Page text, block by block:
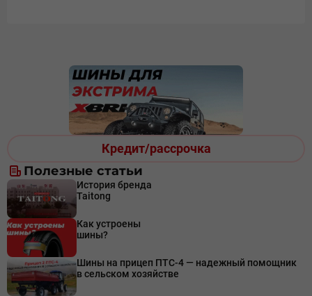
Кредит/рассрочка
Полезные статьи
История бренда
Taitong
Как устроены
шины?
Шины на прицеп ПТС-4 — надежный помощник
в сельском хозяйстве